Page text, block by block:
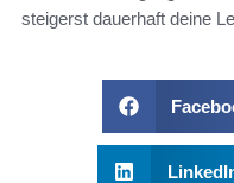
steigerst dauerhaft deine